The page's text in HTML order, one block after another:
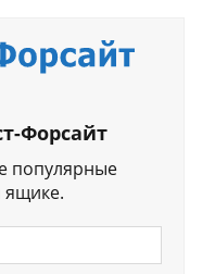
Форсайт
популярные
ящике.